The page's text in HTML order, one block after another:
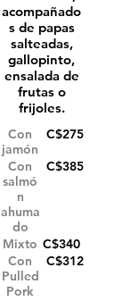
acompañado
s de papas
salteadas,
gallopinto,
ensalada de
frutas o
frijoles.
Con
jamón
C$275
Con
salmó
n
ahuma
do
C$385
Mixto C$340
Con
Pulled
Pork
C$312